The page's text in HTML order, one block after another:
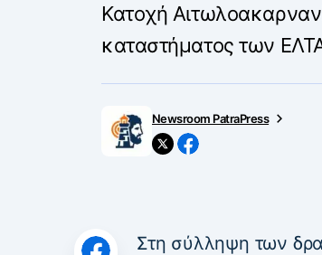
Κατοχή
καταστήματος των
Newsroom PatraPress
Στη σύλληψη των